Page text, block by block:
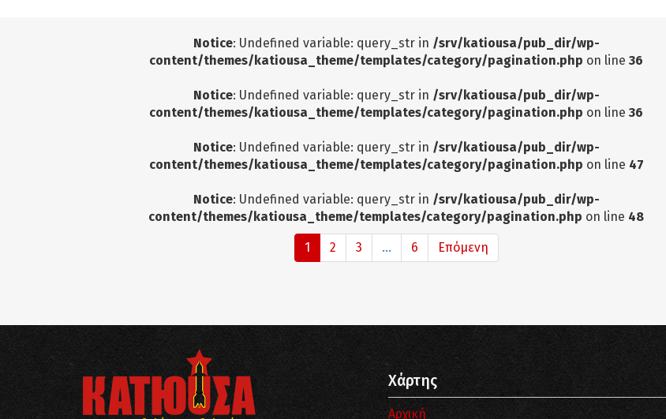
Notice: Undefined variable: query_str in /srv/katiousa/pub_dir/wp-
content/themes/katiousa_theme/templates/category/pagination.php on line 36
Notice: Undefined variable: query_str in /srv/katiousa/pub_dir/wp-
content/themes/katiousa_theme/templates/category/pagination.php on line 36
Notice: Undefined variable: query_str in /srv/katiousa/pub_dir/wp-
content/themes/katiousa_theme/templates/category/pagination.php on line 47
Notice: Undefined variable: query_str in /srv/katiousa/pub_dir/wp-
content/themes/katiousa_theme/templates/category/pagination.php on line 48
1 2 3 ... 6 Επόμενη
Χάρτης
Αρχική